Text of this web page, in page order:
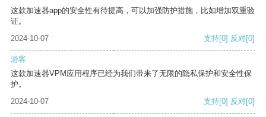
这款加速器app的安全性有待提高，可以加强防护措施，比如增加双重验
证。
2024-10-07
支持[0] 反对[0]
游客
这款加速器VPM应用程序已经为我们带来了无限的隐私保护和安全性保
护。
2024-10-07
支持[0] 反对[0]